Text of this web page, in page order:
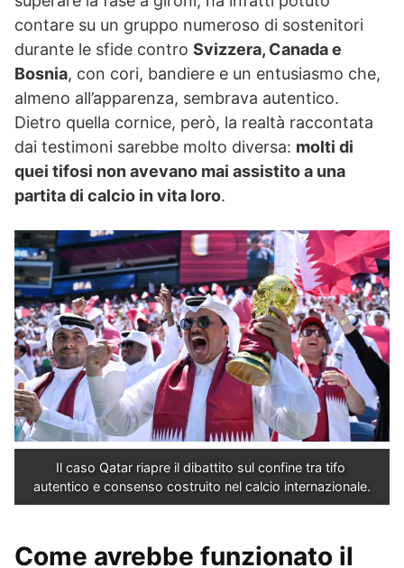
contare su un gruppo numeroso di sostenitori
durante le sfide contro Svizzera, Canada e
Bosnia, con cori, bandiere e un entusiasmo che,
almeno all’apparenza, sembrava autentico.
Dietro quella cornice, però, la realtà raccontata
dai testimoni sarebbe molto diversa: molti di
quei tifosi non avevano mai assistito a una
partita di calcio in vita loro.
Il caso Qatar riapre il dibattito sul confine tra tifo
autentico e consenso costruito nel calcio internazionale.
Come avrebbe funzionato il